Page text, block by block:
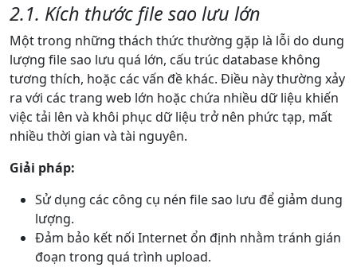
2.1. Kích thước file sao lưu lớn
Một trong những thách thức thường gặp là lỗi do dung
lượng file sao lưu quá lớn, cấu trúc database không
tương thích, hoặc các vấn đề khác. Điều này thường xảy
ra với các trang web lớn hoặc chứa nhiều dữ liệu khiến
việc tải lên và khôi phục dữ liệu trở nên phức tạp, mất
nhiều thời gian và tài nguyên.
Giải pháp:
Sử dụng các công cụ nén file sao lưu để giảm dung
lượng.
Đảm bảo kết nối Internet ổn định nhằm tránh gián
đoạn trong quá trình upload.